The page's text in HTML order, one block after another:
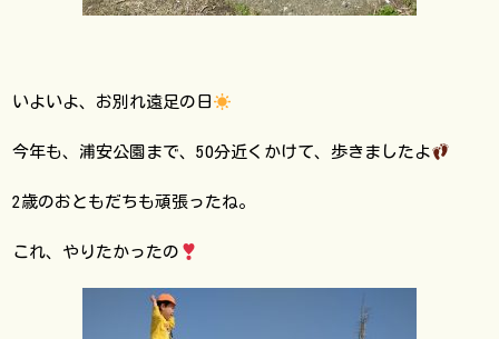
いよいよ、お別れ遠足の日
今年も、浦安公園まで、50分近くかけて、歩きましたよ
2歳のおともだちも頑張ったね。
これ、やりたかったの